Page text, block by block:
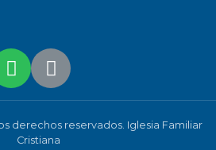
derechos reservados. Iglesia Familiar
Cristiana